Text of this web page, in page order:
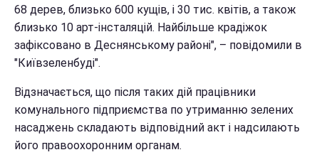
68 дерев, близько 600 кущів, і 30 тис. квітів, а також
близько 10 арт-інсталяцій. Найбільше крадіжок
зафіксовано в Деснянському районі", – повідомили в
"Київзеленбуді".
Відзначається, що після таких дій працівники
комунального підприємства по утриманню зелених
насаджень складають відповідний акт і надсилають
його правоохоронним органам.